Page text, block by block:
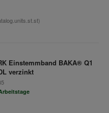
Einstemmband BAKA® Q1
verzinkt